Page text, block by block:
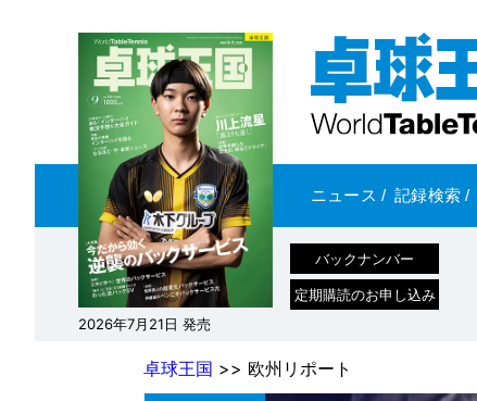
ニュース / 記録検索 /
2026年7月21日 発売
バックナンバー
定期購読のお申し込み
卓球王国 >> 欧州リポート